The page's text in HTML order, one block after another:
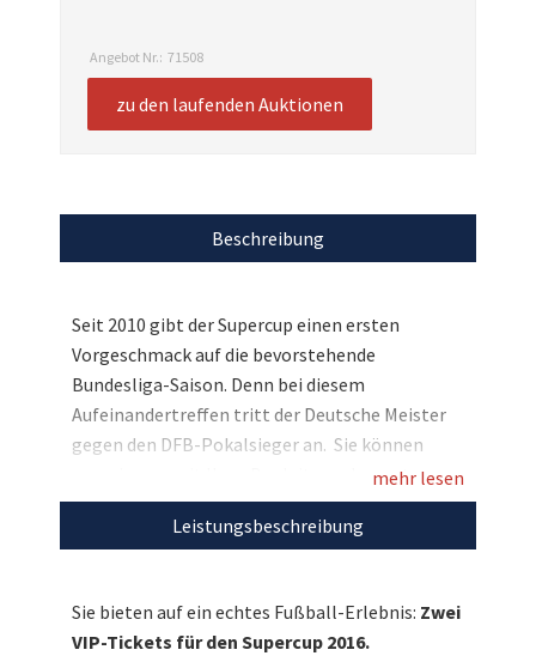
Angebot Nr.: 71508
zu den laufenden Auktionen
Beschreibung
Seit 2010 gibt der Supercup einen ersten
Vorgeschmack auf die bevorstehende
Bundesliga-Saison. Denn bei diesem
Aufeinandertreffen tritt der Deutsche Meister
gegen den DFB-Pokalsieger an. Sie können
gemeinsam mit Ihrer Begleitung das erste
Fußball-Highlight der neuen Spielzeit 2016/17
live miterleben. Im Rahmen unseres großen
wir zwei VIP-Tickets für den Supercup 2016.
Damit Sie Ihr sportliches Erlebnis voll und ganz
mehr lesen
Leistungsbeschreibung
Sie bieten auf ein echtes Fußball-Erlebnis: Zwei
VIP-Tickets für den Supercup 2016.